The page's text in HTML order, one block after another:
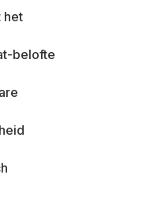
het
belofte